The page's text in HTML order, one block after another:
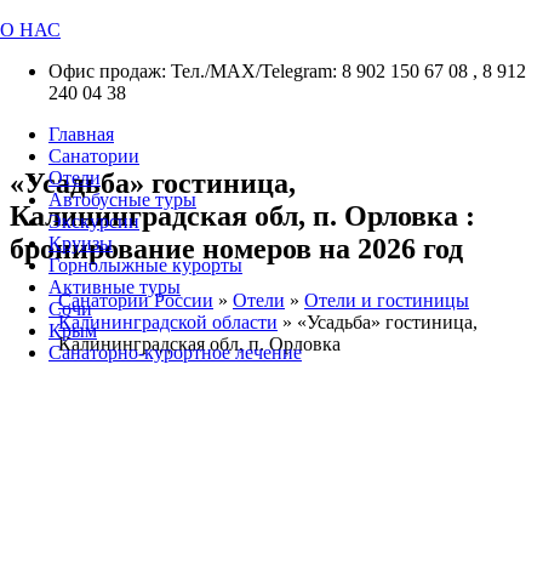
О НАС
Офис продаж: Тел./МАХ/Telegram: 8 902 150 67 08 , 8 912
240 04 38
Главная
Санатории
Отели
Автобусные туры
Экскурсии
Круизы
Горнолыжные курорты
Активные туры
Сочи
Крым
Санаторно-курортное лечение
«Усадьба» гостиница,
Калининградская обл, п. Орловка :
бронирование номеров на 2026 год
Санатории России » Отели » Отели и гостиницы
Калининградской области » «Усадьба» гостиница,
Калининградская обл, п. Орловка